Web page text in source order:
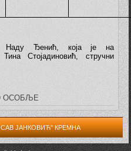
Наду Ђенић, која је на
Стојадиновић,
стручни
ОСОБЉЕ
ЈАНКОВИЋ" КРЕМНА